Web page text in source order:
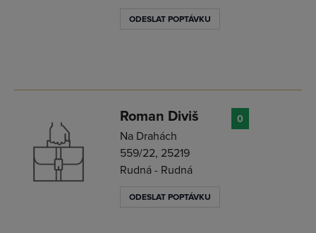
ODESLAT POPTÁVKU
Roman Diviš
Na Drahách
559/22, 25219
Rudná - Rudná
ODESLAT POPTÁVKU
0